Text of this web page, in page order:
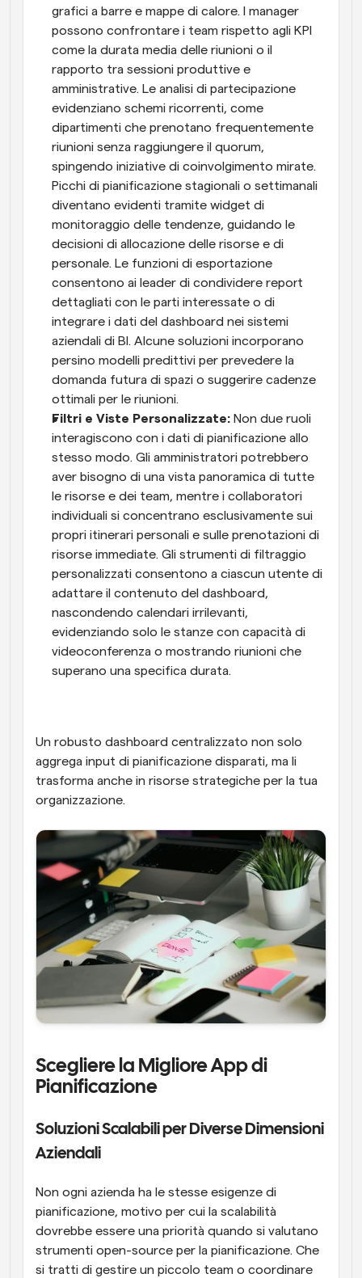
grafici a barre e mappe di calore. I manager
possono confrontare i team rispetto agli KPI
come la durata media delle riunioni o il
rapporto tra sessioni produttive e
amministrative. Le analisi di partecipazione
evidenziano schemi ricorrenti, come
dipartimenti che prenotano frequentemente
riunioni senza raggiungere il quorum,
spingendo iniziative di coinvolgimento mirate.
Picchi di pianificazione stagionali o settimanali
diventano evidenti tramite widget di
monitoraggio delle tendenze, guidando le
decisioni di allocazione delle risorse e di
personale. Le funzioni di esportazione
consentono ai leader di condividere report
dettagliati con le parti interessate o di
integrare i dati del dashboard nei sistemi
aziendali di BI. Alcune soluzioni incorporano
persino modelli predittivi per prevedere la
domanda futura di spazi o suggerire cadenze
ottimali per le riunioni.
Filtri e Viste Personalizzate: Non due ruoli
interagiscono con i dati di pianificazione allo
stesso modo. Gli amministratori potrebbero
aver bisogno di una vista panoramica di tutte
le risorse e dei team, mentre i collaboratori
individuali si concentrano esclusivamente sui
propri itinerari personali e sulle prenotazioni di
risorse immediate. Gli strumenti di filtraggio
personalizzati consentono a ciascun utente di
adattare il contenuto del dashboard,
nascondendo calendari irrilevanti,
evidenziando solo le stanze con capacità di
videoconferenza o mostrando riunioni che
superano una specifica durata.
Un robusto dashboard centralizzato non solo
aggrega input di pianificazione disparati, ma li
trasforma anche in risorse strategiche per la tua
organizzazione.
Scegliere la Migliore App di
Pianificazione
Soluzioni Scalabili per Diverse Dimensioni
Aziendali
Non ogni azienda ha le stesse esigenze di
pianificazione, motivo per cui la scalabilità
dovrebbe essere una priorità quando si valutano
strumenti open-source per la pianificazione. Che
si tratti di gestire un piccolo team o coordinare